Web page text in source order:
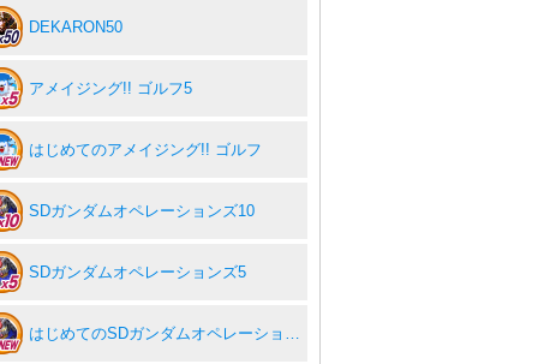
DEKARON50
アメイジング!! ゴルフ5
はじめてのアメイジング!! ゴルフ
SDガンダムオペレーションズ10
SDガンダムオペレーションズ5
はじめてのSDガンダムオペレーションズ